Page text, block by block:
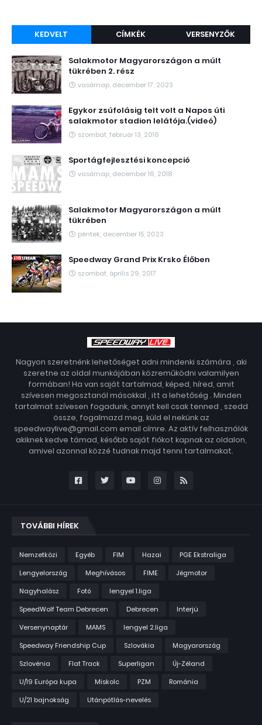
KEDVELT CÍMKÉK VERSENYZŐK
Salakmotor Magyarországon a múlt
tükrében 2. rész
vasárnap, december 17, 2023
Egykor zsúfolásig telt volt a Napos úti
salakmotor stadion lelátója.(videó)
szombat, február 13, 2016
Sportágfejlesztési koncepció
vasárnap, december 16, 2018
Salakmotor Magyarországon a múlt
tükrében
péntek, december 15, 2023
Speedway Grand Prix Krsko Élőben
szombat, április 29, 2017
Nagyon szeretnénk lehetőséget adni mindenki számára , aki
szeretne az oldal munkájában közreműködni valamilyen
formában! Ha van saját tartalmad, képed, híred, amit
szívesen megosztanál másokkal , itt a lehetőség . Minden
tartalmat szívesen fogadunk, annyit kell csak tenned , szedd
össze, fogalmazd meg, küld el nekünk az
speedwaylive@gmail.com email címre. Az aktív felhasználók
akiknek kedve támad, később saját fiókot kapnak az oldalon,
amivel azonnal közzé tudnak majd tenni tartalmakat.
TOVÁBBI HÍREK
Nemzetközi Egyéb FIM Hazai
PGE Ekstraliga
Lengyelország
Meghívásos FIME
Jégmotor
Nagyhalász
Fotó
lengyel 1.liga
SpeedWolf Team Debrecen
Debrecen
Interjú
Versenynaptár
MAMS
lengyel 2.liga
Speedway Friendship Cup
Szlovákia
Magyarország
Szlovénia
Flat Track Superligan
Új-Zéland
U/19 Európa kupa
Miskolc PZM
Románia
U/21 bajnokság
Utánpótlás-nevelés